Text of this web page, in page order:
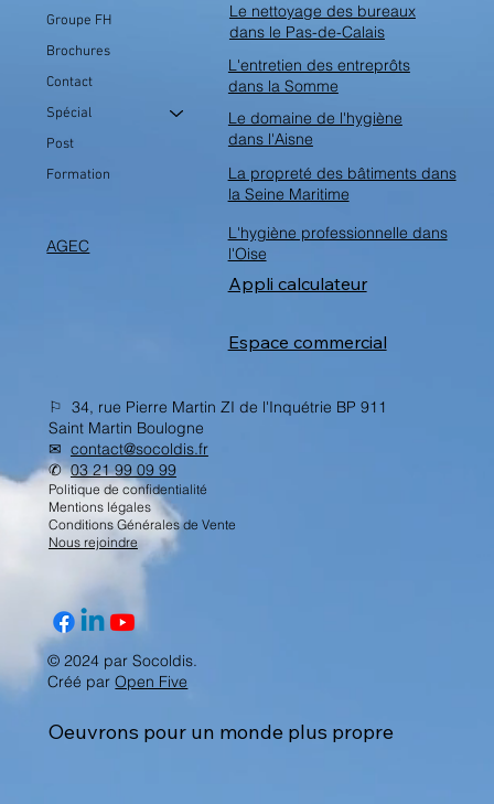
Groupe FH
Brochures
Contact
Spécial
Post
Formation
AGEC
Le nettoyage des bureaux
dans le Pas-de-Calais
L'entretien des entreprôts
dans la Somme
Le domaine de l'hygiène
dans l'Aisne
La propreté des bâtiments dans
la Seine Maritime
L'hygiène professionnelle dans
l'Oise
Espace commercial
Appli calculateur
⚐ 34, rue Pierre Martin ZI de l'Inquétrie BP 911
Saint Martin Boulogne
✉︎ contact@socoldis.fr
✆03 21 99 09 99
Politique de confidentialité
Mentions légales
Conditions Générales de Vente
Nous rejoindre
© 2024 par Socoldis.
Créé parOpen Five
Oeuvrons pour un monde plus propre